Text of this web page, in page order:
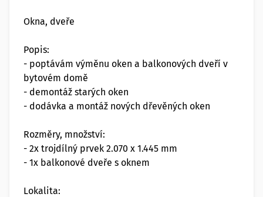
Okna, dveře
Popis:
- poptávám výměnu oken a balkonových dveří v
bytovém domě
- demontáž starých oken
- dodávka a montáž nových dřevěných oken
Rozměry, množství:
- 2x trojdílný prvek 2.070 x 1.445 mm
- 1x balkonové dveře s oknem
Lokalita: